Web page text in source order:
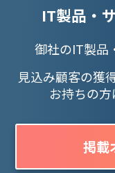
IT製品・
御社のIT製品
見込み顧客の獲
お持ちの方
掲載